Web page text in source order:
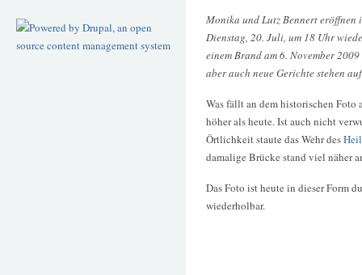
Monika und Lutz Bennert eröffnen
Dienstag, 20. Juli, um 18 Uhr
einem Brand am 6. November
aber auch neue Gerichte stehen
Was fällt an dem historischen Foto
höher als heute. Ist auch nicht
Örtlichkeit staute das Wehr des
damalige Brücke stand viel näher
Das Foto ist heute in dieser Form
wiederholbar.